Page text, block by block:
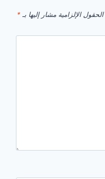
الحقول الإلزامية مشار إليها بـ *